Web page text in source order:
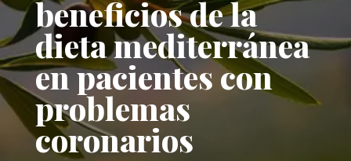
beneficios de la
dieta mediterránea
en pacientes con
problemas
coronarios